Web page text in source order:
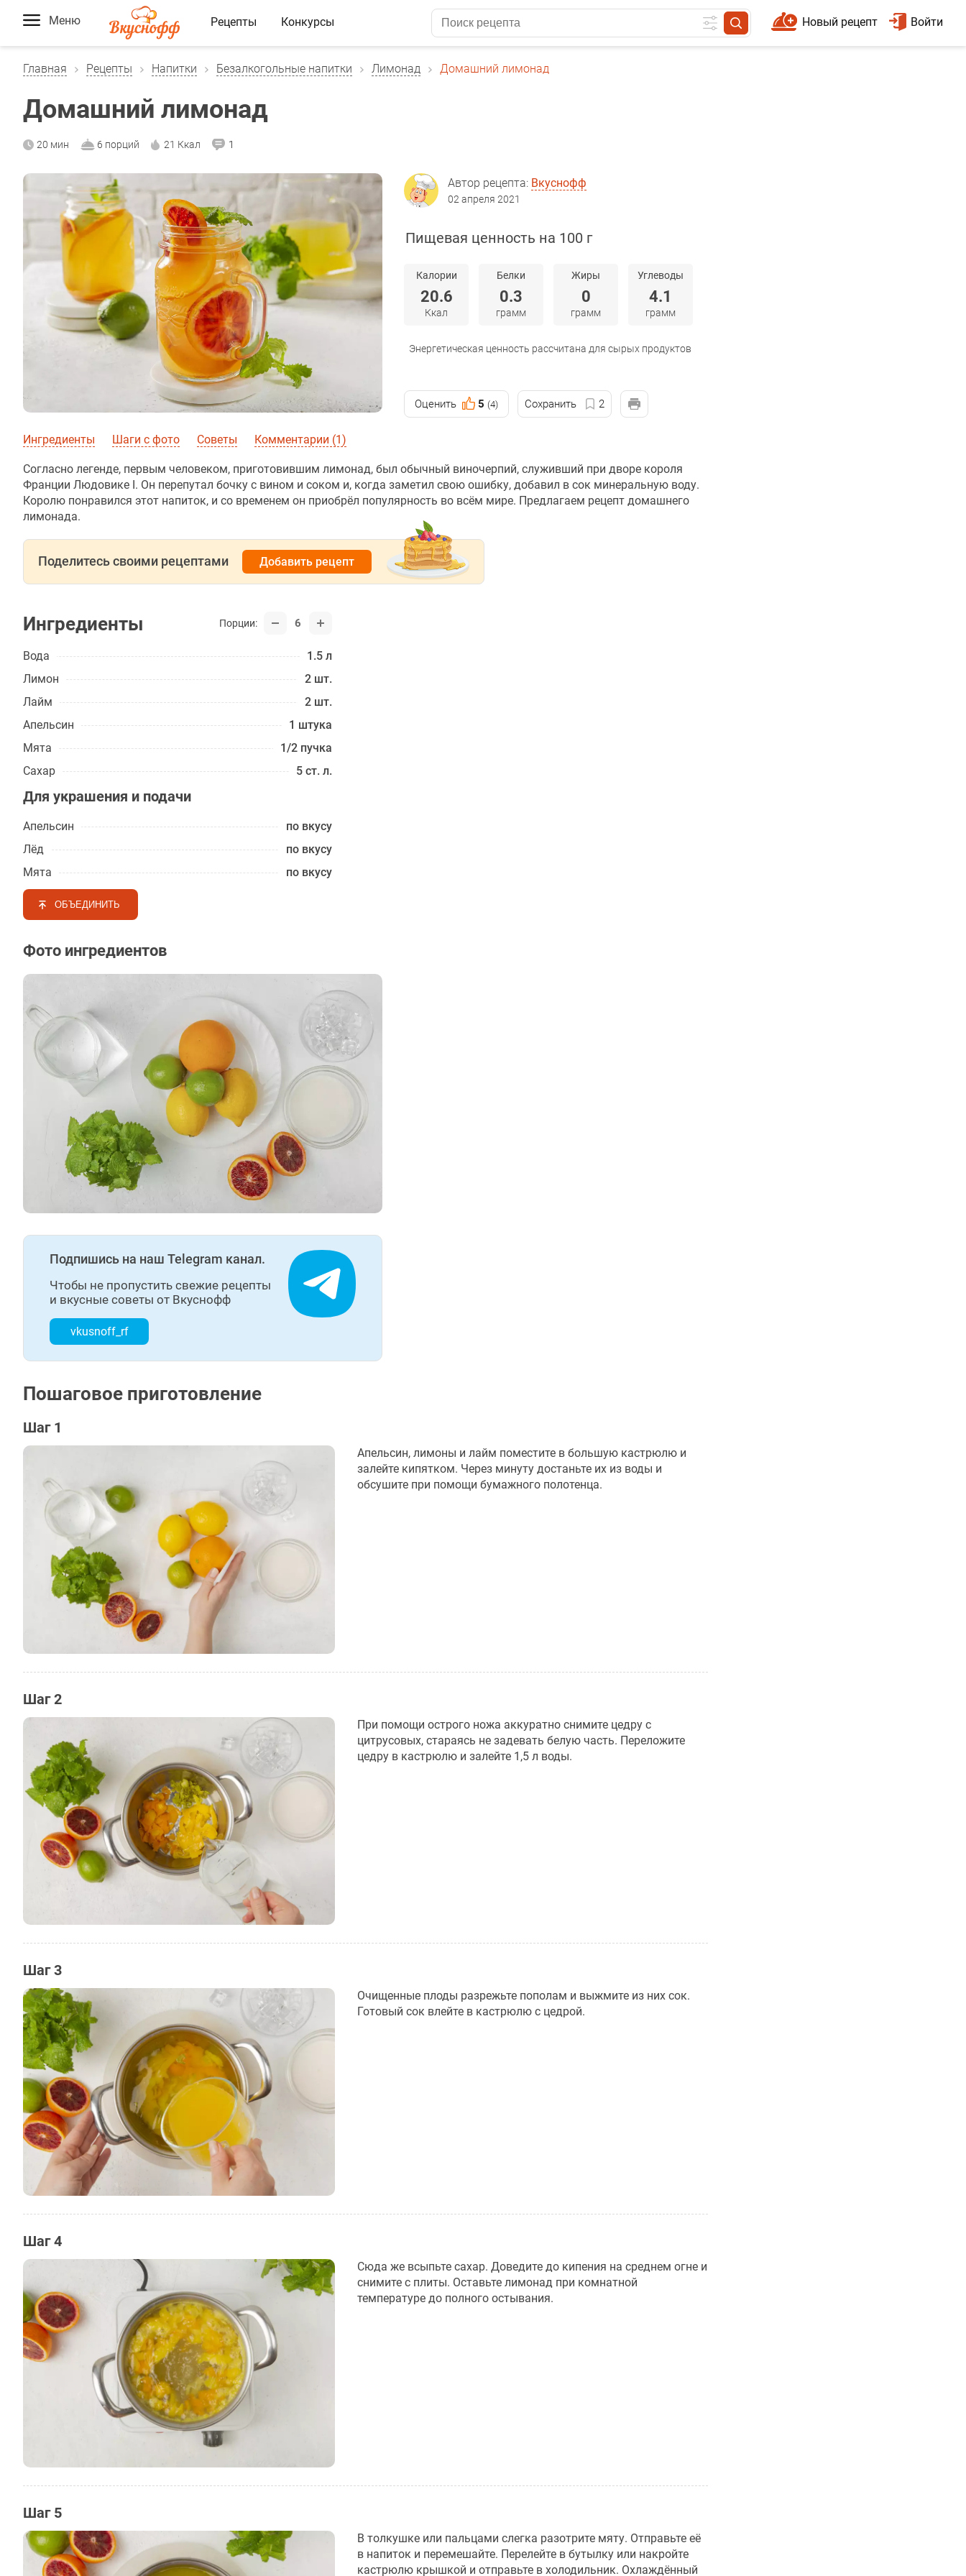
Меню Рецепты Конкурсы Войти
Новый рецепт
Главная Рецепты Напитки Безалкогольные напитки Лимонад Домашний лимонад
Домашний лимонад
20 мин 6 порций 21 Ккал 1
Автор рецепта: Вкуснофф
02 апреля 2021
Пищевая ценность на 100 г
Калории
20.6
Ккал
Белки
0.3
грамм
Жиры
0
грамм
Углеводы
4.1
грамм
Энергетическая ценность рассчитана для сырых продуктов
Оценить 5 (4) Сохранить 2
Ингредиенты Шаги с фото Советы Комментарии (1)
Согласно легенде, первым человеком, приготовившим лимонад, был обычный виночерпий, служивший при дворе короля
Франции Людовике I. Он перепутал бочку с вином и соком и, когда заметил свою ошибку, добавил в сок минеральную воду.
Королю понравился этот напиток, и со временем он приобрёл популярность во всём мире. Предлагаем рецепт домашнего
лимонада.
Поделитесь своими рецептами Добавить рецепт
Ингредиенты Порции: 6
Вода
1.5 л
Лимон
2 шт.
Лайм
2 шт.
Апельсин
1 штука
Мята
1/2 пучка
Сахар
5 ст. л.
Для украшения и подачи
Апельсин
по вкусу
Лёд
по вкусу
Мята
по вкусу
ОБЪЕДИНИТЬ
Фото ингредиентов
Подпишись на наш Telegram канал.
Чтобы не пропустить свежие рецепты
и вкусные советы от Вкуснофф
vkusnoff_rf
Пошаговое приготовление
Шаг 1
Апельсин, лимоны и лайм поместите в большую кастрюлю и
залейте кипятком. Через минуту достаньте их из воды и
обсушите при помощи бумажного полотенца.
Шаг 2
При помощи острого ножа аккуратно снимите цедру с
цитрусовых, стараясь не задевать белую часть. Переложите
цедру в кастрюлю и залейте 1,5 л воды.
Шаг 3
Очищенные плоды разрежьте пополам и выжмите из них сок.
Готовый сок влейте в кастрюлю с цедрой.
Шаг 4
Сюда же всыпьте сахар. Доведите до кипения на среднем огне и
снимите с плиты. Оставьте лимонад при комнатной
температуре до полного остывания.
Шаг 5
В толкушке или пальцами слегка разотрите мяту. Отправьте её
в напиток и перемешайте. Перелейте в бутылку или накройте
кастрюлю крышкой и отправьте в холодильник. Охлаждённый